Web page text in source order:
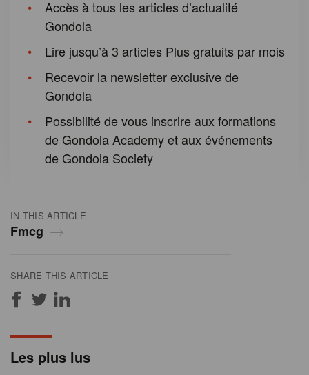
IN THIS ARTICLE
Fmcg
SHARE THIS ARTICLE
Accès à tous les articles d’actualité
Gondola
Lire jusqu’à 3 articles Plus gratuits par mois
Recevoir la newsletter exclusive de
Gondola
Possibilité de vous inscrire aux formations
de Gondola Academy et aux événements
de Gondola Society
Les plus lus